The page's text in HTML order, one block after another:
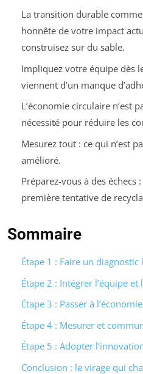
La transition durable
honnête de votre impact
construisez sur du sable.
Impliquez votre équipe dès
viennent d’un manque
L’économie circulaire n’est
nécessité pour réduire les
Mesurez tout : ce qui n’est
amélioré.
Préparez-vous à des échecs
première tentative de
Sommaire
Étape 1 : Faire un
Étape 2 : Intégrer l’équipe
Étape 3 : Passer à
Étape 4 : Mesurer et
Étape 5 : Adopter
Conclusion : le virage qui